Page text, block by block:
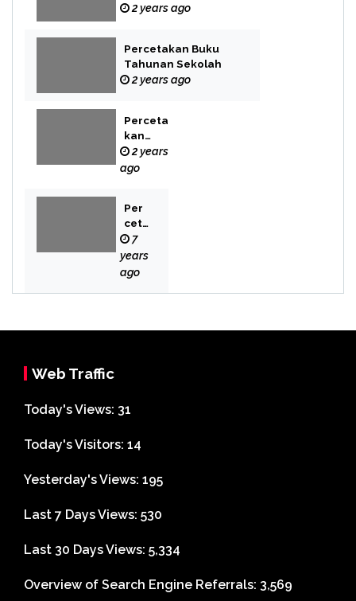
2 years ago
Percetakan Buku
Tahunan Sekolah
2 years ago
Perceta
kan
Buku
Novel
2 years
ago
Per
cet
aka
n
Bek
7
years
ago
Web Traffic
Today's Views: 31
Today's Visitors: 14
Yesterday's Views: 195
Last 7 Days Views: 530
Last 30 Days Views: 5,334
Overview of Search Engine Referrals: 3,569